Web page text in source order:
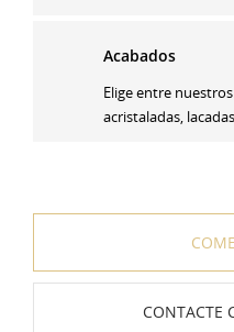
Acabados
Elige entre
acristaladas,
CONTACTE